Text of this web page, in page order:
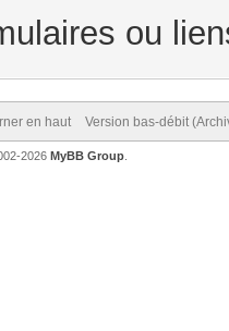
ou
en haut Version bas-débit
2026 MyBB Group